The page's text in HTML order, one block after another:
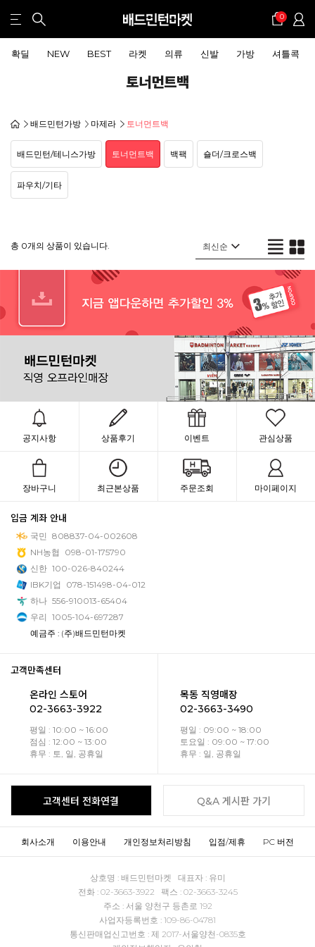
0
확딜 NEW BEST 라켓 의류 신발 가방 셔틀콕
토너먼트백
배드민턴가방 마제라 토너먼트백
배드민턴/테니스가방 토너먼트백 백팩 숄더/크로스백
파우치/기타
총 0개의 상품이 있습니다.
공지사항 상품후기 이벤트 관심상품
장바구니 최근본상품 주문조회 마이페이지
입금 계좌 안내
국민 808837-04-002608
NH농협
098-01-175790
신한 100-026-840244
IBK기업
078-151498-04-012
하나 556-910013-65404
우리 1005-104-697287
예금주 : (주)배드민턴마켓
고객만족센터
온라인 스토어
02-3663-3922
평일 : 10:00 ~ 16:00
점심 : 12:00 ~ 13:00
휴무 : 토, 일, 공휴일
목동 직영매장
02-3663-3490
평일 : 09:00 ~ 18:00
토요일 : 09:00 ~ 17:00
휴무 : 일, 공휴일
고객센터 전화연결 Q&A 게시판 가기
회사소개 이용안내 개인정보처리방침 입점/제휴 PC 버전
상호명 : 배드민턴마켓 대표자 : 유미
전화 : 02-3663-3922 팩스 : 02-3663-3245
주소 : 서울 양천구 등촌로 192
사업자등록번호 : 109-86-04781
통신판매업신고번호 : 제 2017-서울양천-0835호